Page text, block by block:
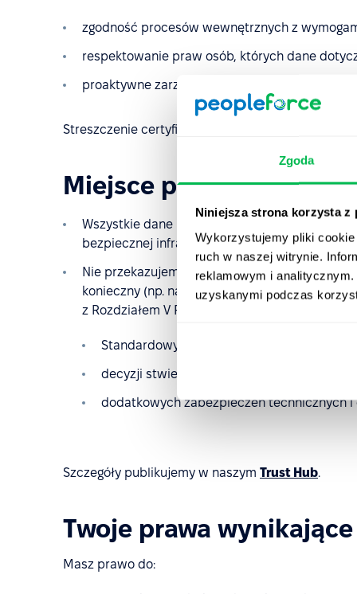
Zgoda
Niniejsza strona korzysta z
Wykorzystujemy pliki
ruch w naszej witrynie.
reklamowym i
uzyskanymi podczas
zgodność procesów wewnętrznych z
respektowanie praw osób, których dane
proaktywne zarządzanie ryzykiem
Streszczenie certyfikatu jest dostępne dla
Miejsce
Wszystkie dane PeopleForce są
bezpiecznej infrastrukturze zlokalizowanej we
Nie przekazujemy danych osobowych poza
konieczny (np. na potrzeby autoryzowanych
z Rozdziałem V RODO, z wykorzystaniem:
Standardowych Klauzul Umownych (SCC),
decyzji stwierdzających odpowiedni
dodatkowych zabezpieczeń technicznych i
Szczegóły publikujemy w naszym Trust Hub.
Twoje prawa wynikające
Masz prawo do: